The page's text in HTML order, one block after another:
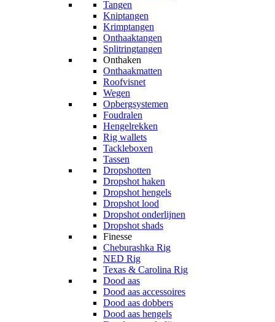
Tangen
Kniptangen
Krimptangen
Onthaaktangen
Splitringtangen
Onthaken
Onthaakmatten
Roofvisnet
Wegen
Opbergsystemen
Foudralen
Hengelrekken
Rig wallets
Tackleboxen
Tassen
Dropshotten
Dropshot haken
Dropshot hengels
Dropshot lood
Dropshot onderlijnen
Dropshot shads
Finesse
Cheburashka Rig
NED Rig
Texas & Carolina Rig
Dood aas
Dood aas accessoires
Dood aas dobbers
Dood aas hengels